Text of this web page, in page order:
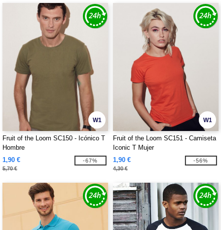
W1
Fruit of the Loom SC150 - Icónico T
Hombre
1,90 €
5,70 €
-67%
W1
Fruit of the Loom SC151 - Camiseta
Iconic T Mujer
1,90 €
4,30 €
-56%